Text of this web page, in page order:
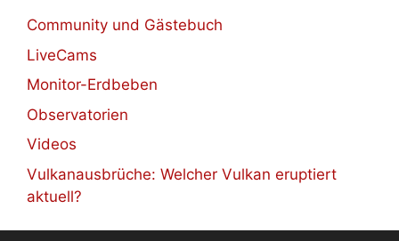
Community und Gästebuch
LiveCams
Monitor-Erdbeben
Observatorien
Videos
Vulkanausbrüche: Welcher Vulkan eruptiert
aktuell?